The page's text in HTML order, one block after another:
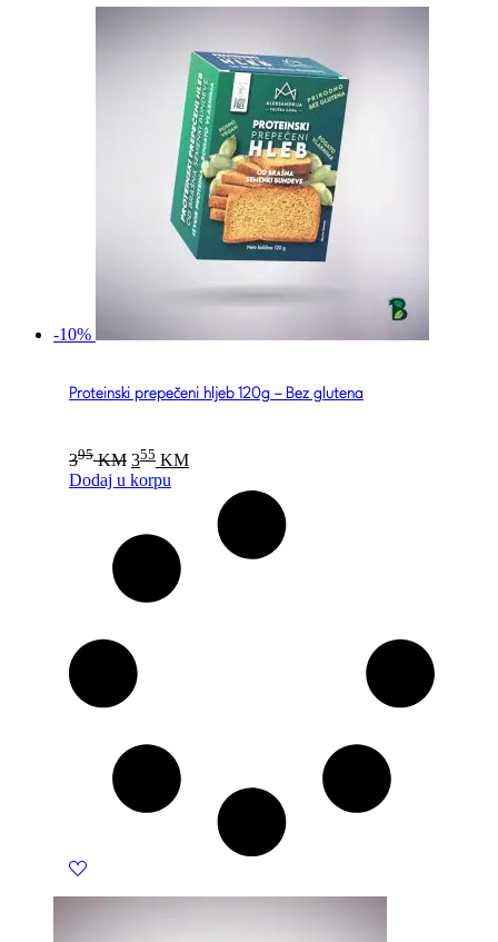
-10%
Proteinski prepečeni hljeb 120g – Bez glutena
395 KM Original
price
was:
355 KMCurrent
price
355 KM.
Dodaj u korpu